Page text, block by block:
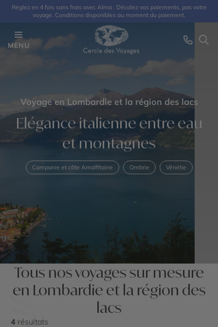
Réglez en 4 fois sans frais avec Alma : Décalez vos paiements, pas votre
voyage. Conditions disponibles au moment du paiement.
MENU
Voyage en Lombardie et la région des lacs
Elégance italienne entre eau
et montagnes
Campanie et côte Amalfitaine Ombrie Vénétie
Tous nos voyages sur mesure
en Lombardie et la région des
lacs
4 résultats